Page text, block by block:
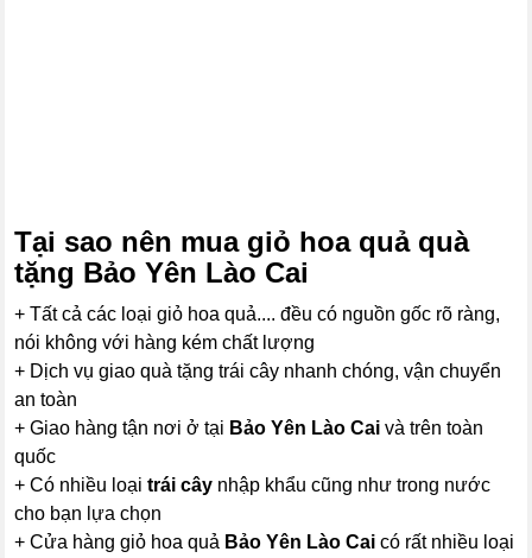
Tại sao nên mua giỏ hoa quảquà
tặng Bảo Yên Lào Cai
+ Tất cả các loại giỏ hoa quả.... đều có nguồn gốc rõ ràng,
nói không với hàng kém chất lượng
+ Dịch vụ giao quà tặng trái cây nhanh chóng, vận chuyển
an toàn
+ Giao hàng tận nơi ở tại Bảo Yên Lào Cai và trên toàn
quốc
+ Có nhiều loạitrái cây nhập khẩu cũng như trong nước
cho bạn lựa chọn
+ Cửa hàng giỏ hoa quả Bảo Yên Lào Cai có rất nhiều loại